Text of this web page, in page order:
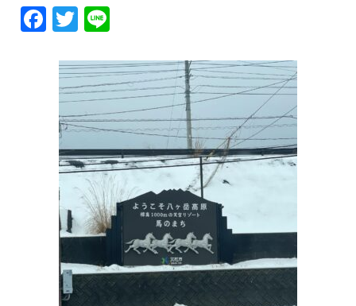
F
c
e
b
o
o
k
T
itt
er
e